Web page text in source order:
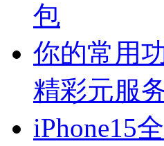
包
你的常用
精彩元服
iPhone15